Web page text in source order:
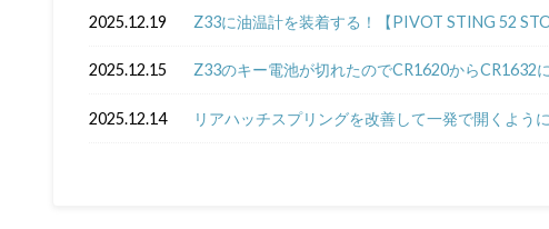
2025.12.19 Z33に油温計を装着する！【PIVOT STING 52
2025.12.15 Z33のキー電池が切れたのでCR1620からCR1632
2025.12.14 リアハッチスプリングを改善して一発で開くよう